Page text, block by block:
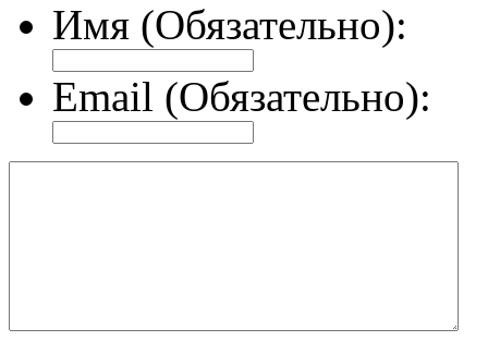
Имя (Обязательно):
Email (Обязательно):